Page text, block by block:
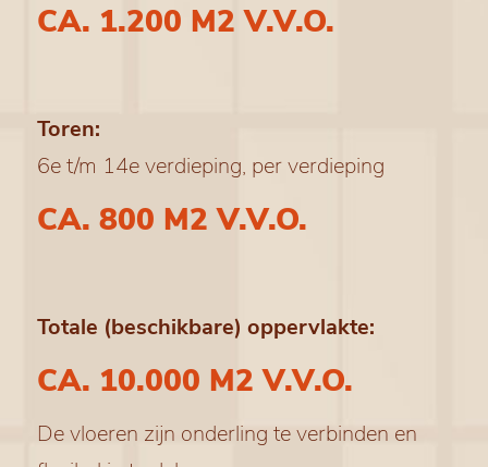
CA. 1.200 M2 V.V.O.
Toren:
6e t/m 14e verdieping, per verdieping
CA. 800 M2 V.V.O.
Totale (beschikbare) oppervlakte:
CA. 10.000 M2 V.V.O.
De vloeren zijn onderling te verbinden en